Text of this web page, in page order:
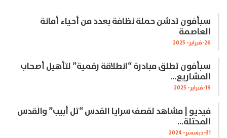
سبأفون تدشن حملة نظافة بعدد من أحياء أمانة
العاصمة
26-فبراير- 2025
سبأفون تطلق مبادرة “انطلاقة رقمية” لتأهيل أصحاب
المشاريع…
19-فبراير- 2025
فيديو | مشاهد لقصف سرايا القدس “تل أبيب” والقدس
المحتلة…
31-ديسمبر- 2024